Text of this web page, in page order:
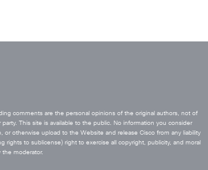
comments are the personal opinions of the original authors, not of
This site is available to the public. No information you consider
otherwise upload to the Website and release Cisco from any liability
to sublicense) right to exercise all copyright, publicity, and moral
moderator.